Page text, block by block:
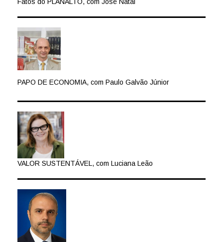
PAPO DE ECONOMIA, com Paulo Galvão Júnior
VALOR SUSTENTÁVEL, com Luciana Leão